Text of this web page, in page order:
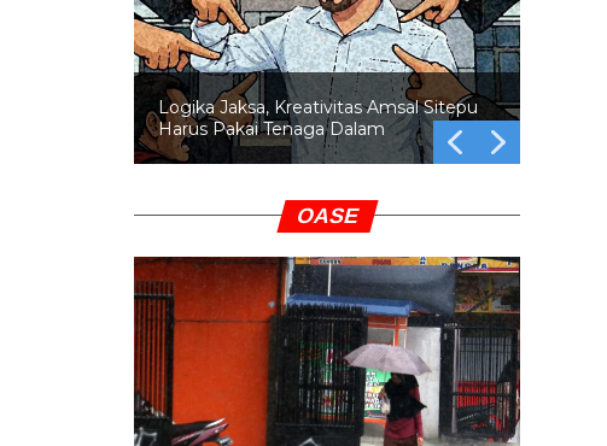
Logika Jaksa, Kreativitas Amsal Sitepu
Harus Pakai Tenaga Dalam
OASE